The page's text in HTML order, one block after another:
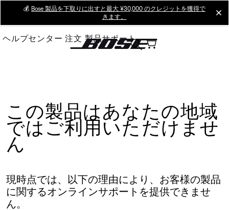
Main
💰 Bose 製品を下取りに出すと最大 ¥30,000 のクレジットを獲得で
きます。
ヘルプセンター 注文 製品サポート
この製品はあなたの地域
ではご利用いただけませ
ん
現時点では、以下の理由により、お客様の製品
に関するオンラインサポートを提供できませ
ん。